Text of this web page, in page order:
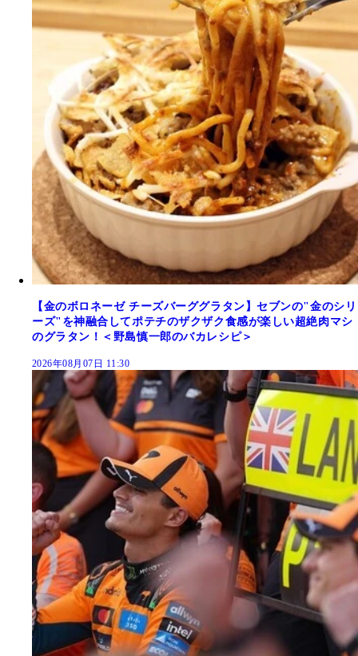
【金のボロネーゼ チーズバーググラタン】セブンの"金のシリ
ーズ"を神融合してポテチのザクザク食感が楽しい超絶肉マシ
のグラタン！＜野島慎一郎のバカレシピ＞
2026年08月07日 11:30